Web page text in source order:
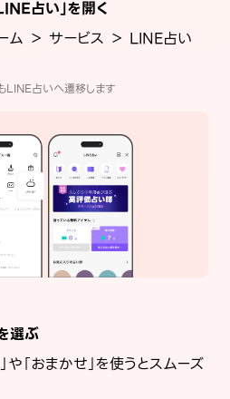
占い」を開く
ム ＞ サービス ＞ LINE占い
LINE占いへ遷移します
選ぶ
や「おまかせ」を使うとスムーズ